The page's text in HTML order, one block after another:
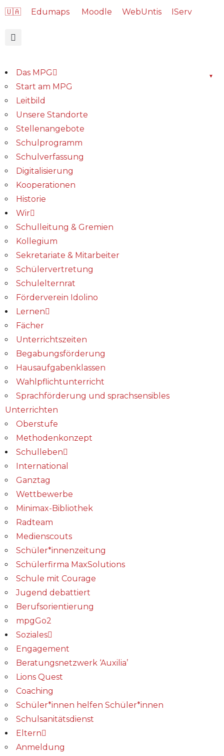
🇺🇦 Edumaps Moodle WebUntis IServ
Das MPG
Start am MPG
Leitbild
Unsere Standorte
Stellenangebote
Schulprogramm
Schulverfassung
Digitalisierung
Kooperationen
Historie
Wir
Schulleitung & Gremien
Kollegium
Sekretariate & Mitarbeiter
Schülervertretung
Schulelternrat
Förderverein Idolino
Lernen
Fächer
Unterrichtszeiten
Begabungs­förderung
Hausaufgabenklassen
Wahlpflichtunterricht
Sprachförderung und sprachsensibles
Unterrichten
Oberstufe
Methodenkonzept
Schulleben
International
Ganztag
Wettbewerbe
Minimax-Bibliothek​
Radteam
Medienscouts
Schüler*innenzeitung
Schülerfirma MaxSolutions
Schule mit Courage
Jugend debattiert
Berufsorientierung
mpgGo2
Soziales
Engagement
Beratungsnetzwerk ‘Auxilia’
Lions Quest
Coaching
Schüler*innen helfen Schüler*innen
Schulsanitätsdienst
Eltern
Anmeldung